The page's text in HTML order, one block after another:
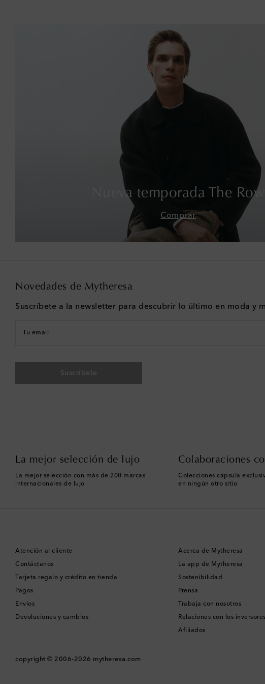
Nueva temporada The Row
Comprar
Novedades de Mytheresa
Suscríbete a la newsletter para descubrir lo último en moda y
Tu email
Suscríbete
La mejor selección de lujo
La mejor selección con más de 200 marcas
internacionales de lujo
Colaboraciones
Colecciones cápsula
en ningún otro sitio
Atención al cliente
Contáctanos
Tarjeta regalo y crédito en tienda
Pagos
Envíos
Devoluciones y cambios
Acerca de Mytheresa
La app de Mytheresa
Sostenibilidad
Prensa
Trabaja con nosotros
Relaciones con los inversores
Afiliados
copyright © 2006-2026 mytheresa.com